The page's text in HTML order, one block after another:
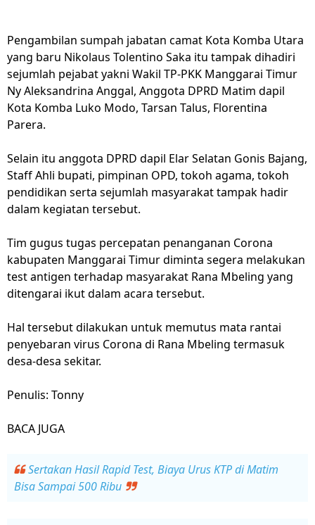
Pengambilan sumpah jabatan camat Kota Komba Utara
yang baru Nikolaus Tolentino Saka itu tampak dihadiri
sejumlah pejabat yakni Wakil TP-PKK Manggarai Timur
Ny Aleksandrina Anggal, Anggota DPRD Matim dapil
Kota Komba Luko Modo, Tarsan Talus, Florentina
Parera.
Selain itu anggota DPRD dapil Elar Selatan Gonis Bajang,
Staff Ahli bupati, pimpinan OPD, tokoh agama, tokoh
pendidikan serta sejumlah masyarakat tampak hadir
dalam kegiatan tersebut.
Tim gugus tugas percepatan penanganan Corona
kabupaten Manggarai Timur diminta segera melakukan
test antigen terhadap masyarakat Rana Mbeling yang
ditengarai ikut dalam acara tersebut.
Hal tersebut dilakukan untuk memutus mata rantai
penyebaran virus Corona di Rana Mbeling termasuk
desa-desa sekitar.
Penulis: Tonny
BACA JUGA
Sertakan Hasil Rapid Test, Biaya Urus KTP di Matim
Bisa Sampai 500 Ribu